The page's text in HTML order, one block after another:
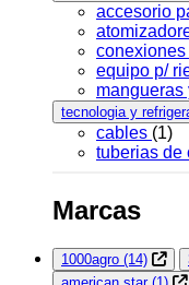
accesorio
conexiones
equipo p/
mangueras
tecnologia y
cables (1)
tuberias de
Marcas
1000agro (14)